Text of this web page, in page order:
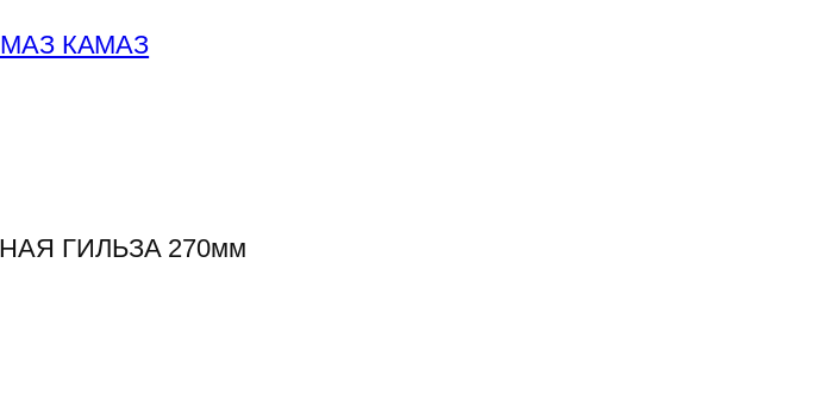
МАЗ КАМАЗ
ГИЛЬЗА 270мм